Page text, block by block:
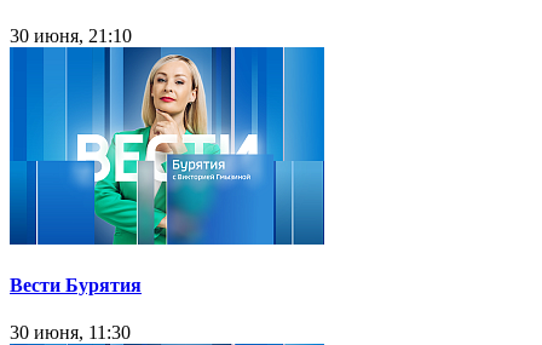
30 июня, 21:10
Вести Бурятия
30 июня, 11:30